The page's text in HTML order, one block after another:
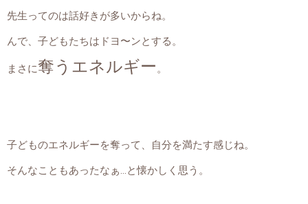
先生ってのは話好きが多いからね。
んで、子どもたちはドヨ〜ンとする。
まさに奪うエネルギー。
子どものエネルギーを奪って、自分を満たす感じね。
そんなこともあったなぁ…と懐かしく思う。